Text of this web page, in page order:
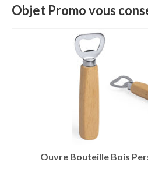
Mug & Tasse
Mug publicitaire
Mug de voyage
Tasse Expresso
Bouteille isotherme
Mug isotherme
Objet Promo vous
Ouvre Bouteille Bois